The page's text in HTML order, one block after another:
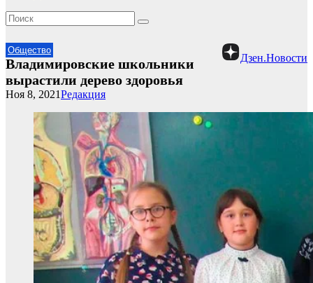
Общество
Дзен.Новости
Владимировские школьники
вырастили дерево здоровья
Редакция
Ноя 8, 2021